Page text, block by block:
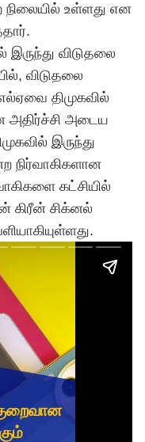
நிலையில் உள்ளது என
இருந்து விடுதலை
விடுதலை
திமுகவில்
அதிர்ச்சி அடைய
இருந்து
நிர்வாகிகளான
கட்சியில்
கிரீன் சிக்னல்